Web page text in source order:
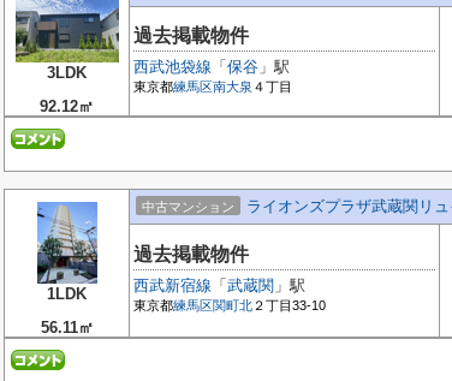
3LDK
92.12㎡
過去掲載物件
西武池袋線 「 保谷 」駅
東京都練馬区南大泉 ４丁目
1LDK
56.11㎡
中古マンション ライオンズプラザ武蔵関リ
過去掲載物件
西武新宿線 「 武蔵関 」駅
東京都練馬区 関町北 ２丁目33-10